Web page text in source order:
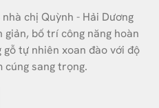
chị Quỳnh - Hải Dương
bố trí công năng hoàn
gỗ tự nhiên xoan đào với độ
cúng sang trọng.